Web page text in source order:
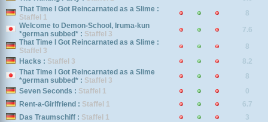
That Time I Got Reincarnated as a Slime :
Staffel 1
8
Welcome to Demon-School, Iruma-kun
*german subbed* : Staffel 3
7.6
That Time I Got Reincarnated as a Slime :
Staffel 3
8
Hacks : Staffel 3
8.2
That Time I Got Reincarnated as a Slime
*german subbed* : Staffel 3
8
Seven Seconds : Staffel 1
0
Rent-a-Girlfriend : Staffel 1
6.7
Das Traumschiff : Staffel 1
3